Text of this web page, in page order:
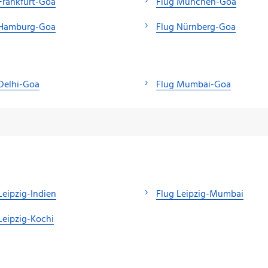
Goa
Flug Nürnberg-Goa
Goa Flug Mumbai-Goa
Indien
Kochi
Flug Leipzig-Mumbai